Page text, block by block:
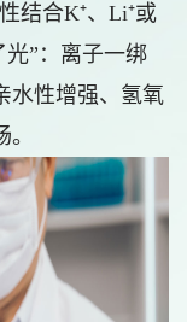
结合K⁺、Li⁺或
光”：离子一绑
水性增强、氢氧